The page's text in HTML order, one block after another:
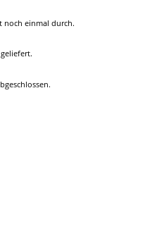
noch einmal durch.